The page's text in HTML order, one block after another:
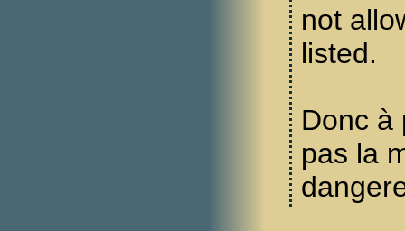
not
listed.
Donc à
pas la